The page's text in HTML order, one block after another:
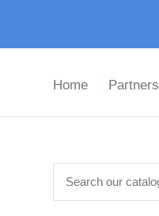
Home Partners